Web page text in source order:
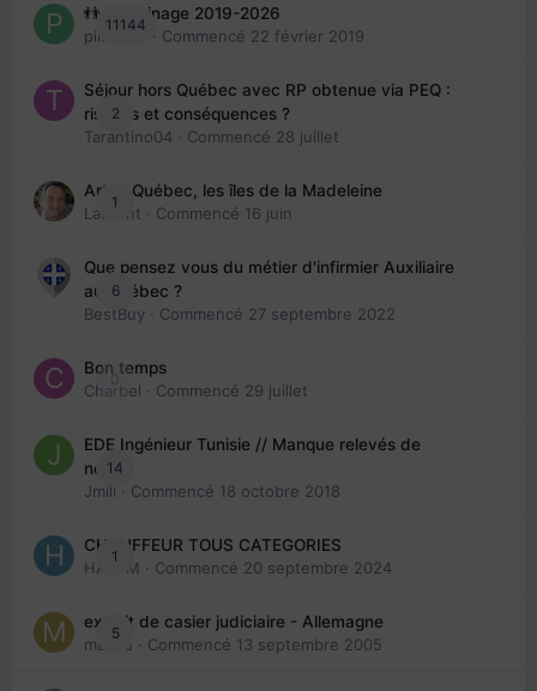
11144
👬 Parrainage 2019-2026
piinoush · Commencé 22 février 2019
2
Séjour hors Québec avec RP obtenue via PEQ :
risques et conséquences ?
Tarantino04 · Commencé 28 juillet
1
Arte : Québec, les îles de la Madeleine
Laurent · Commencé 16 juin
6
Que pensez vous du métier d'infirmier Auxiliaire
au Québec ?
BestBuy · Commencé 27 septembre 2022
0
Bon temps
Charbel · Commencé 29 juillet
14
EDE Ingénieur Tunisie // Manque relevés de
note
Jmili · Commencé 18 octobre 2018
1
CHAUFFEUR TOUS CATEGORIES
HAZEM · Commencé 20 septembre 2024
5
extrait de casier judiciaire - Allemagne
maries · Commencé 13 septembre 2005